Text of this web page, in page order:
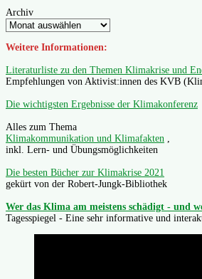
Archiv
Weitere Informationen:
Literaturliste zu den Themen Klimakrise und
Empfehlungen von Aktivist:innen des KVB
Die wichtigsten Ergebnisse der Klimakonferenz
Alles zum Thema
Klimakommunikation und Klimafakten
inkl. Lern- und Übungsmöglichkeiten
Die besten Bücher zur Klimakrise 2021
gekürt von der Robert-Jungk-Bibliothek
Wer das Klima am meistens schädigt - und
Tagesspiegel - Eine sehr informative und